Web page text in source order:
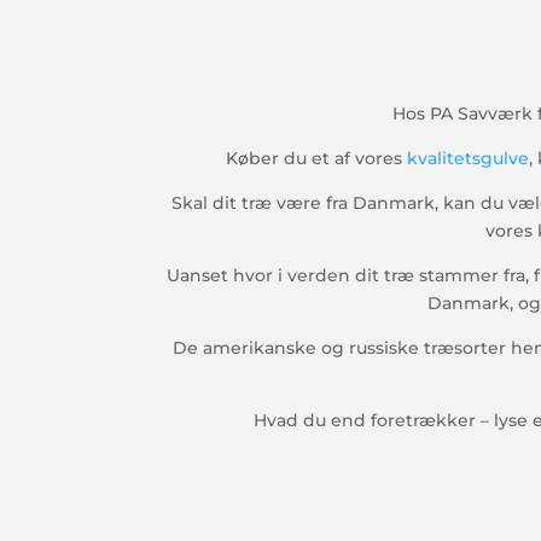
Hos PA
Køber du et af vores kvalitetsgulve,
Skal dit træ være fra Danmark, kan du
vores
Uanset hvor i verden dit træ stammer
Danmark,
De amerikanske og russiske træsorter
Hvad du end foretrækker – lyse